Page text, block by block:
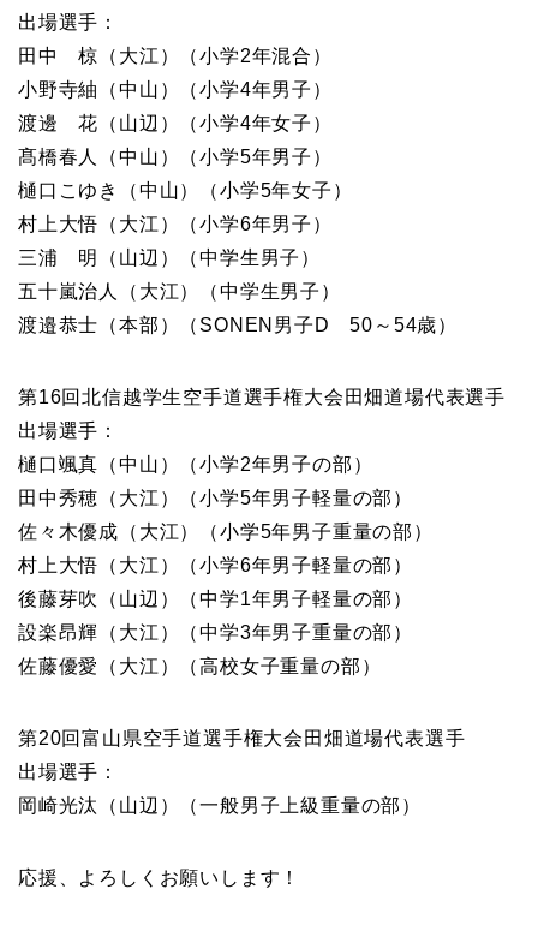
出場選手：
田中 椋（大江）（小学2年混合）
小野寺紬（中山）（小学4年男子）
渡邊 花（山辺）（小学4年女子）
髙橋春人（中山）（小学5年男子）
樋口こゆき（中山）（小学5年女子）
村上大悟（大江）（小学6年男子）
三浦 明（山辺）（中学生男子）
五十嵐治人（大江）（中学生男子）
渡邉恭士（本部）（SONEN男子D 50～54歳）
第16回北信越学生空手道選手権大会田畑道場代表選手
出場選手：
樋口颯真（中山）（小学2年男子の部）
田中秀穂（大江）（小学5年男子軽量の部）
佐々木優成（大江）（小学5年男子重量の部）
村上大悟（大江）（小学6年男子軽量の部）
後藤芽吹（山辺）（中学1年男子軽量の部）
設楽昂輝（大江）（中学3年男子重量の部）
佐藤優愛（大江）（高校女子重量の部）
第20回富山県空手道選手権大会田畑道場代表選手
出場選手：
岡崎光汰（山辺）（一般男子上級重量の部）
応援、よろしくお願いします！